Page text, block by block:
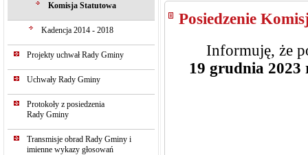
Komisja Statutowa
Kadencja 2014 - 2018
Projekty uchwał Rady Gminy
Uchwały Rady Gminy
Protokoły z posiedzenia
Rady Gminy
Transmisje obrad Rady Gminy i
imienne wykazy głosowań
Posiedzenie
Informuję, że
19 grudnia 2023